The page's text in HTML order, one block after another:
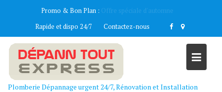
Promo & Bon Plan : Remise fidélité client
Rapide et dispo 24/7
Contactez-nous
Plomberie Dépannage urgent 24/7, Rénovation et Installation